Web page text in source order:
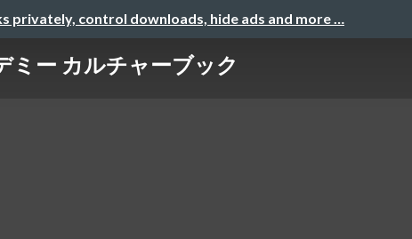
privately, control downloads, hide ads and more …
ミー カルチャーブック